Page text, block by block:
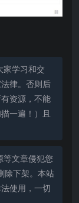
家学习和交
律。否则后
资源，不能
一遍！）且
等文章侵犯您
除下架。本站
使用，一切